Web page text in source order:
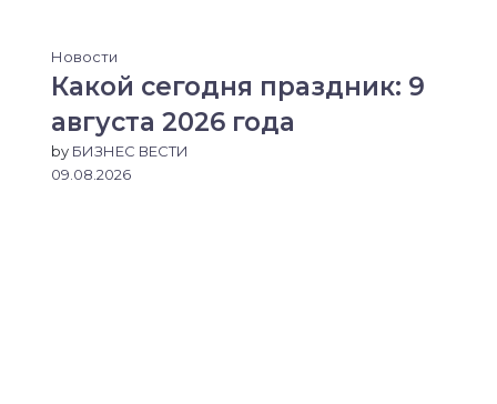
Новости
Какой сегодня праздник: 9
августа 2026 года
by БИЗНЕС ВЕСТИ
09.08.2026